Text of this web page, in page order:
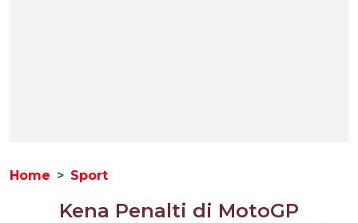
Home Sport
Kena Penalti di MotoGP